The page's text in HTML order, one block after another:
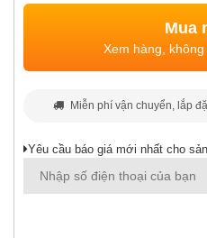
Mua
Xem hàng,
Miễn phí vận chuyển, lắp
Yêu cầu báo giá mới nhất cho